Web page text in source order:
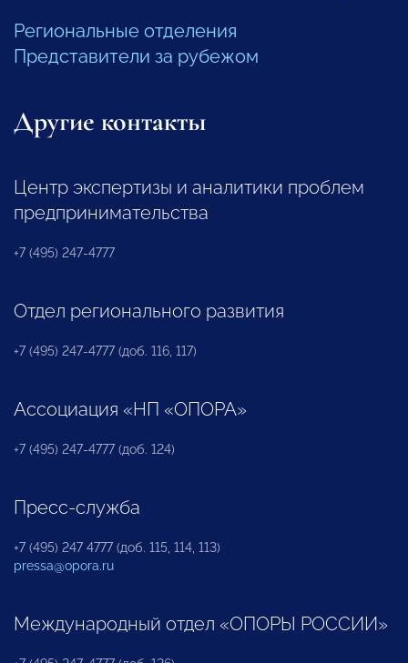
Региональные отделения
Представители за рубежом
Другие контакты
Центр экспертизы и аналитики проблем
предпринимательства
+7 (495) 247-4777
Отдел регионального развития
+7 (495) 247-4777 (доб. 116, 117)
Ассоциация «НП «ОПОРА»
+7 (495) 247-4777 (доб. 124)
Пресс-служба
+7 (495) 247 4777 (доб. 115, 114, 113)
pressa@opora.ru
Международный отдел «ОПОРЫ РОССИИ»